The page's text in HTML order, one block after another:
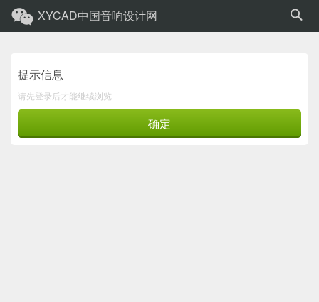
XYCAD中国音响设计网
提示信息
请先登录后才能继续浏览
确定